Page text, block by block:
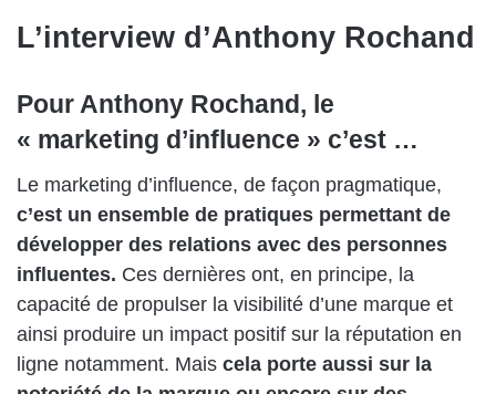
L’interview d’Anthony Rochand
Pour Anthony Rochand, le
« marketing d’influence » c’est …
Le marketing d’influence, de façon pragmatique,
c’est un ensemble de pratiques permettant de
développer des relations avec des personnes
influentes. Ces dernières ont, en principe, la
capacité de propulser la visibilité d’une marque et
ainsi produire un impact positif sur la réputation en
ligne notamment. Mais cela porte aussi sur la